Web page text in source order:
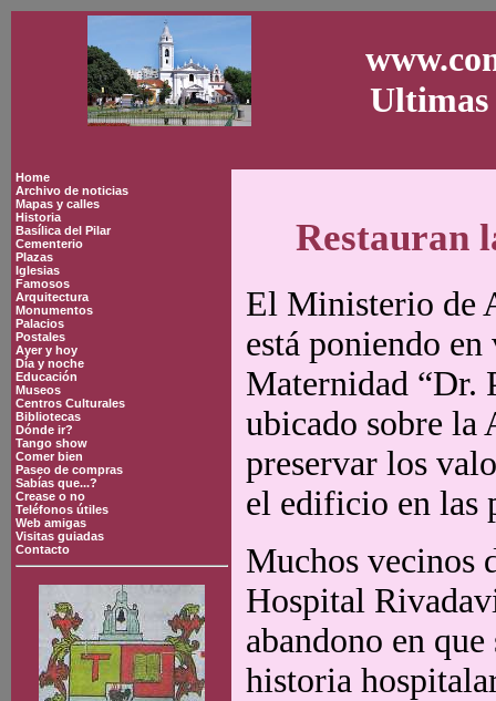
Ultimas
Home
Archivo de noticias
Mapas y calles
Historia
Basílica del Pilar
Cementerio
Plazas
Iglesias
Famosos
Arquitectura
Monumentos
Palacios
Postales
Ayer y hoy
Día y noche
Educación
Museos
Centros Culturales
Bibliotecas
Dónde ir?
Tango show
Comer bien
Paseo de compras
Sabías que...?
Crease o no
Teléfonos útiles
Web amigas
Visitas guiadas
Contacto
Restauran
El Ministerio de
está poniendo
Maternidad “Dr.
ubicado sobre la
preservar los
el edificio en las
Muchos vecinos
Hospital
abandono en
historia